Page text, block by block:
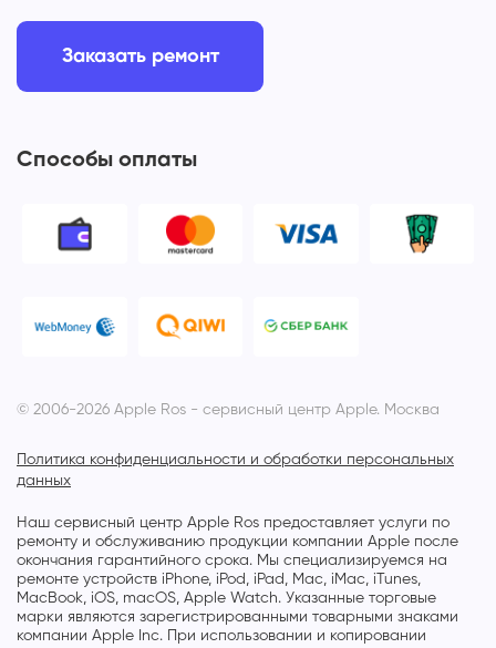
Заказать ремонт
Способы оплаты
© 2006-2026 Apple Ros - сервисный центр Apple. Москва
Наш сервисный центр Apple Ros предоставляет услуги по
ремонту и обслуживанию продукции компании Apple после
окончания гарантийного срока. Мы специализируемся на
ремонте устройств iPhone, iPod, iPad, Mac, iMac, iTunes,
MacBook, iOS, macOS, Apple Watch. Указанные торговые
марки являются зарегистрированными товарными знаками
компании Apple Inc. При использовании и копировании
Политика конфиденциальности и обработки персональных
данных